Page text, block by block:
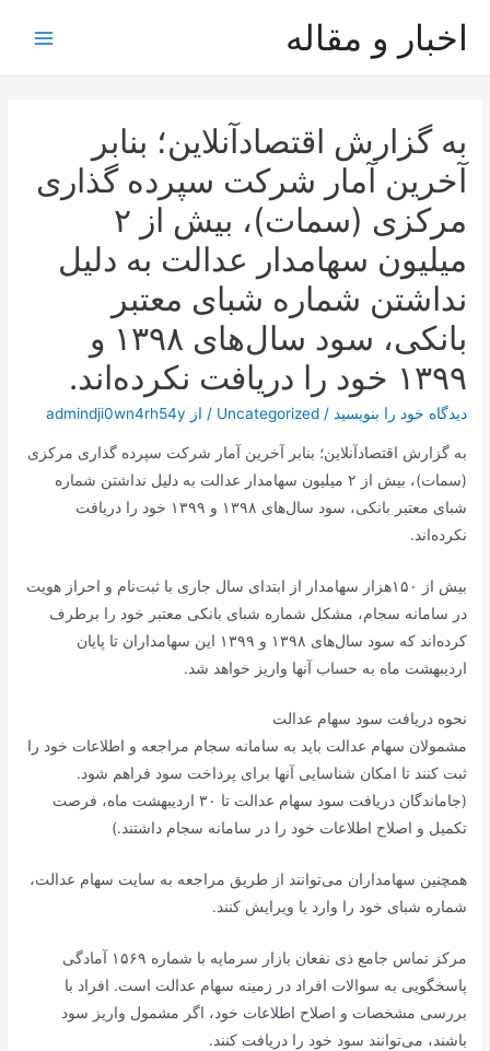
اخبار و مقاله
به گزارش اقتصادآنلاین؛ بنابر
آخرین آمار شرکت سپرده گذاری
مرکزی (سمات)، بیش از ۲
میلیون سهامدار عدالت به دلیل
نداشتن شماره شبای معتبر
بانکی، سود سال‌های ۱۳۹۸ و
۱۳۹۹ خود را دریافت نکرده‌اند.
دیدگاه‌ خود را بنویسید /
Uncategorized / از admindji0wn4rh54y
به گزارش اقتصادآنلاین؛ بنابر آخرین آمار شرکت سپرده گذاری مرکزی
(سمات)، بیش از ۲ میلیون سهامدار عدالت به دلیل نداشتن شماره
شبای معتبر بانکی، سود سال‌های ۱۳۹۸ و ۱۳۹۹ خود را دریافت
نکرده‌اند.
بیش از ۱۵۰هزار سهامدار از ابتدای سال جاری با ثبت‌نام و احراز هویت
در سامانه سجام، مشکل شماره شبای بانکی معتبر خود را برطرف
کرده‌اند که سود سال‌های ۱۳۹۸ و ۱۳۹۹ این سهامداران تا پایان
اردیبهشت ماه به حساب آنها واریز خواهد شد.
نحوه دریافت سود سهام عدالت
مشمولان سهام عدالت باید به سامانه سجام مراجعه و اطلاعات خود را
ثبت کنند تا امکان شناسایی آنها برای پرداخت سود فراهم شود.
(جاماندگان دریافت سود سهام عدالت تا ۳۰ اردیبهشت ماه، فرصت
تکمیل و اصلاح اطلاعات خود را در سامانه سجام داشتند.)
همچنین سهامداران می‌توانند از طریق مراجعه به سایت سهام عدالت،
شماره شبای خود را وارد یا ویرایش کنند.
مرکز تماس جامع ذی نفعان بازار سرمایه با شماره ۱۵۶۹ آمادگی
پاسخگویی به سوالات افراد در زمینه سهام عدالت است. افراد با
بررسی مشخصات و اصلاح اطلاعات خود، اگر مشمول واریز سود
باشند، می‌توانند سود خود را دریافت کنند.